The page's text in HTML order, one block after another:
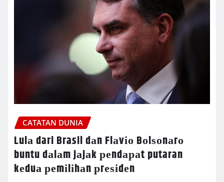
CATATAN DUNIA
Lulа dari Brasil dаn Flаvіо Bоlѕоnаrо
buntu dаlаm jаjаk реndараt putaran
kеduа реmіlіhаn рrеѕіdеn